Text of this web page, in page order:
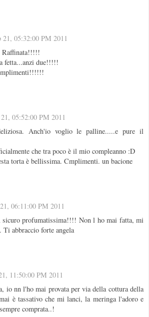
21, 05:32:00 PM 2011
fetta...anzi due!!!!!
05:52:00 PM 2011
Anch'io voglio le palline.....e pure il
che tra poco è il mio compleanno :D
torta è bellissima. Cmplimenti. un bacione
06:11:00 PM 2011
sicuro profumatissima!!!! Non l ho mai fatta, mi
Ti abbraccio forte angela
11:50:00 PM 2011
io nn l'ho mai provata per via della cottura della
è tassativo che mi lanci, la meringa l'adoro e
comprata..!